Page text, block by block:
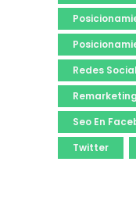
Redes
Remarketing
Seo En
Twitter